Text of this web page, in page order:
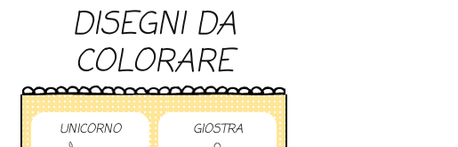
DISEGNI DA
COLORARE
UNICORNO GIOSTRA